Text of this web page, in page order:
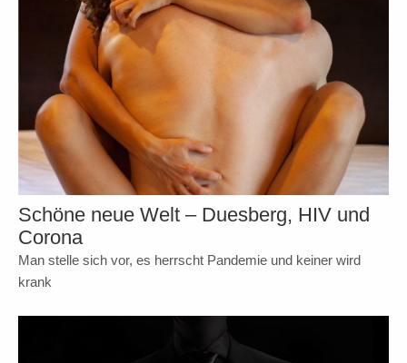
Schöne neue Welt – Duesberg, HIV und
Corona
Man stelle sich vor, es herrscht Pandemie und keiner wird
krank